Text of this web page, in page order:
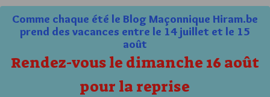
Comme chaque été le Blog Maçonnique Hiram.be
prend des vacances entre le 14 juillet et le 15
août
Rendez-vous le dimanche 16 août
pour la reprise